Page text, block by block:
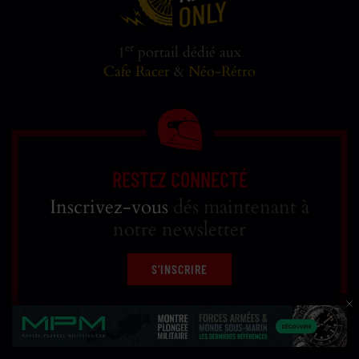
1 er portail dédié aux
Cafe Racer & Néo-Rétro
RESTEZ CONNECTÉ
Inscrivez-vous dés maintenant à
notre newsletter
S'INSCRIRE
Réfléchi, designé et développé parWEB RACER